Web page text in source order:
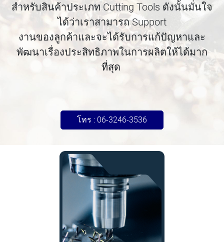
สำหรับสินค้าประเภท Cutting Tools ดังนั้นมั่นใจ
ได้ว่าเราสามารถ Support
งานของลูกค้าและจะได้รับการแก้ปัญหาและ
พัฒนาเรื่องประสิทธิภาพในการผลิตให้ได้มาก
ที่สุด
โทร : 06-3246-3536